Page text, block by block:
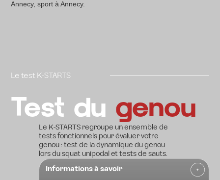
Le test K-STARTS
Test du genou
Le K-STARTS regroupe un ensemble de
tests fonctionnels pour évaluer votre
genou : test de la dynamique du genou
lors du squat unipodal et tests de sauts.
Informations à savoir